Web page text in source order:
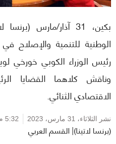
بكين، 31 آذار/مارس
الوطنية للتنمية والإصلاح
رئيس الوزراء الكوبي خورخي
وناقش كلاهما القضايا
الاقتصادي الثنائي.
نشر الثلاثاء، 31 مارس، 2023 5:32 م
(برنسا لاتينا)| القسم العربي